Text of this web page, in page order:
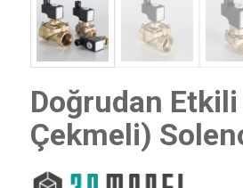
Doğrudan
Çekmeli)